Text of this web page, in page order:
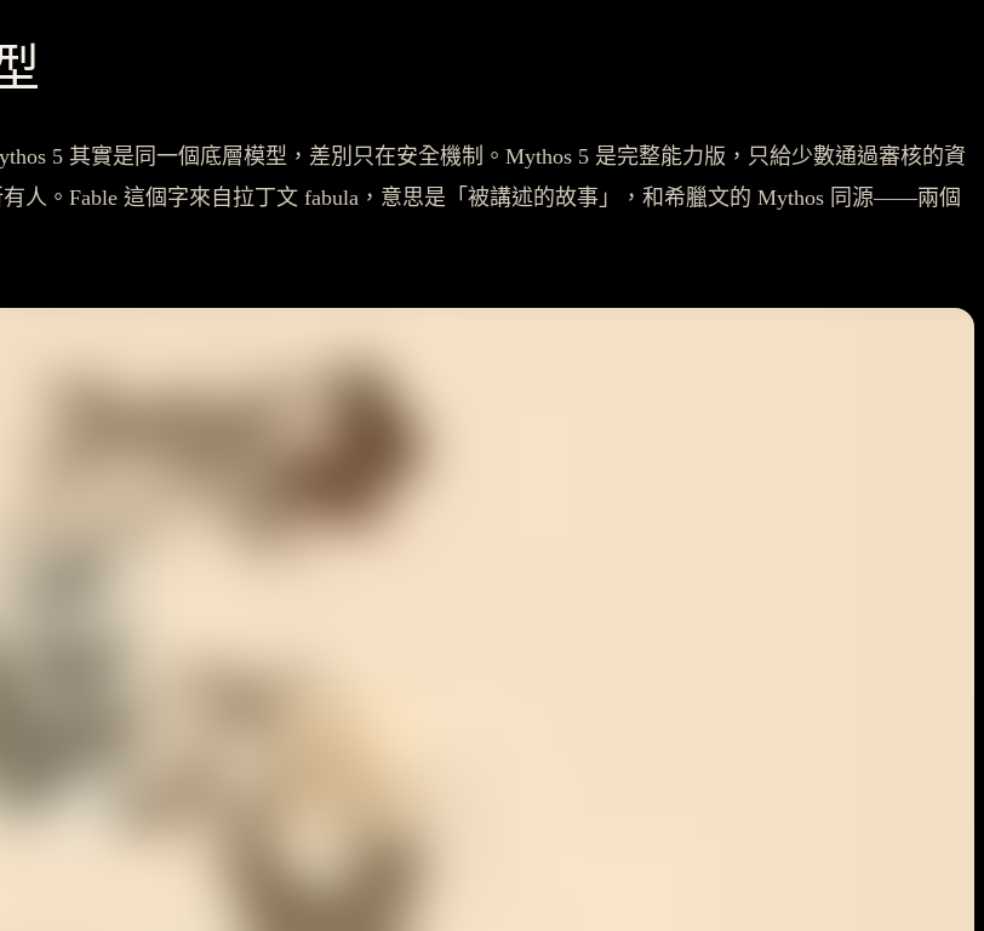
5 其實是同一個底層模型，差別只在安全機制。Mythos 5 是完整能力版，只給少數通過審核的資
人。Fable 這個字來自拉丁文 fabula，意思是「被講述的故事」，和希臘文的 Mythos 同源——兩個